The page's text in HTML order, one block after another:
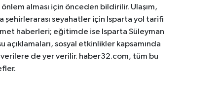
alması için önceden bildirilir. Ulaşım,
şehirlerarası seyahatler için Isparta yol tarifi
haberleri; eğitimde ise Isparta Süleyman
sosyal etkinlikler kapsamında
de yer verilir. haber32.com, tüm bu